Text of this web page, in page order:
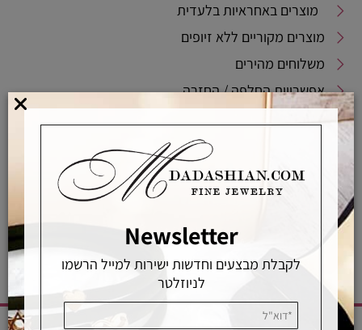
מוצרים באחראיות בלעדית
מוצרים מקוריים ללא זיופים
משלוחים מהירים
אפשרויות החלפה / החזרה
אחראיות בלעדית משלוחים מהירים רכישה מאובטחת
Newsletter
לקבלת מבצעים וחדשות ישירות למייל הרשמו
לניוזלטר